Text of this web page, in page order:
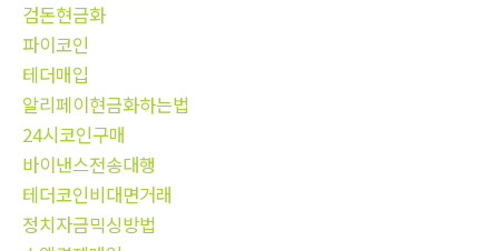
검돈현금화
파이코인
테더매입
알리페이현금화하는법
24시코인구매
바이낸스전송대행
테더코인비대면거래
정치자금믹싱방법